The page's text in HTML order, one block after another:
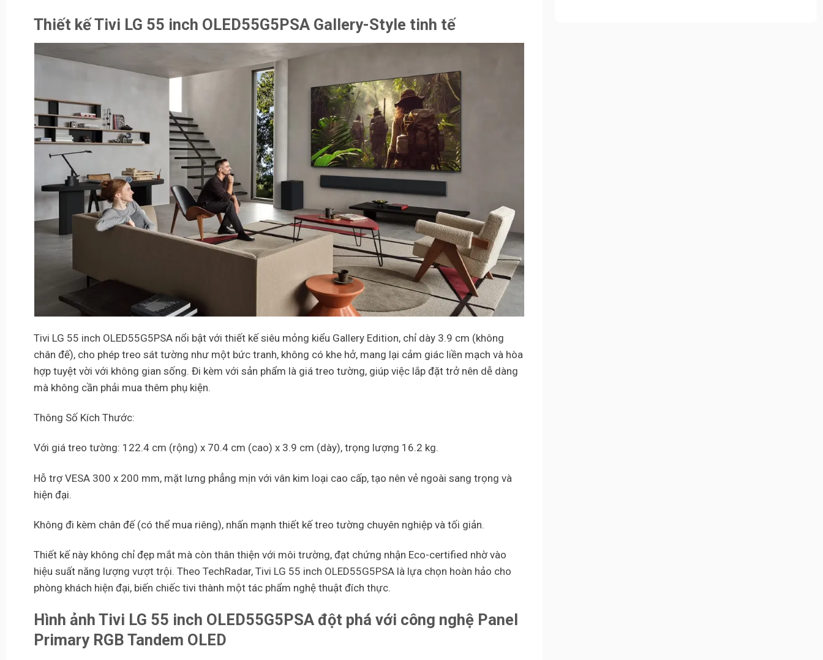
Thiết kếTivi LG 55 inch OLED55G5PSA Gallery-Style tinh tế
Tivi LG 55 inch OLED55G5PSA nổi bật với thiết kế siêu mỏng kiểu Gallery Edition, chỉ dày 3.9 cm (không
chân đế), cho phép treo sát tường như một bức tranh, không có khe hở, mang lại cảm giác liền mạch và hòa
hợp tuyệt vời với không gian sống. Đi kèm với sản phẩm là giá treo tường, giúp việc lắp đặt trở nên dễ dàng
mà không cần phải mua thêm phụ kiện.
Thông Số Kích Thước:
Với giá treo tường: 122.4 cm (rộng) x 70.4 cm (cao) x 3.9 cm (dày), trọng lượng 16.2 kg.
Hỗ trợ VESA 300 x 200 mm, mặt lưng phẳng mịn với vân kim loại cao cấp, tạo nên vẻ ngoài sang trọng và
hiện đại.
Không đi kèm chân đế (có thể mua riêng), nhấn mạnh thiết kế treo tường chuyên nghiệp và tối giản.
Thiết kế này không chỉ đẹp mắt mà còn thân thiện với môi trường, đạt chứng nhận Eco-certified nhờ vào
hiệu suất năng lượng vượt trội. Theo TechRadar, Tivi LG 55 inch OLED55G5PSA là lựa chọn hoàn hảo cho
phòng khách hiện đại, biến chiếc tivi thành một tác phẩm nghệ thuật đích thực.
Hình ảnh Tivi LG 55 inch OLED55G5PSA đột phá với công nghệ Panel
Primary RGB Tandem OLED